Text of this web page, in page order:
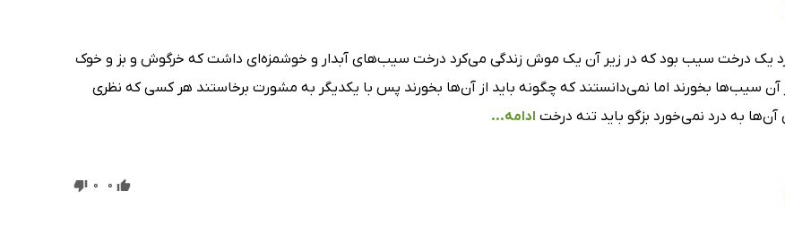
یک درخت سیب بود که در زیر آن یک موش زندگی می‌کرد درخت سیب‌های آبدار و خوشمزه‌ای داشت که خرگوش و بز و خوک
آن سیب‌ها بخورند اما نمی‌دانستند که چگونه باید از آن‌ها بخورند پس با یکدیگر به مشورت برخاستند هر کسی که نظری
آن‌ها به درد نمی‌خورد بزگو باید تنه درخت ادامه...
0
0